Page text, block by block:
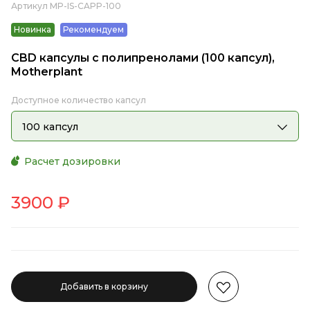
Артикул MP-IS-CAPP-100
Новинка Рекомендуем
CBD капсулы с полипренолами (100 капсул),
Motherplant
Доступное количество капсул
100 капсул
Расчет дозировки
3900 ₽
Добавить в корзину